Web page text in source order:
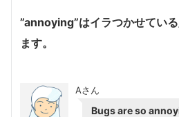
”annoying”はイラつかせてい
ます。
Aさん
Bugs are so